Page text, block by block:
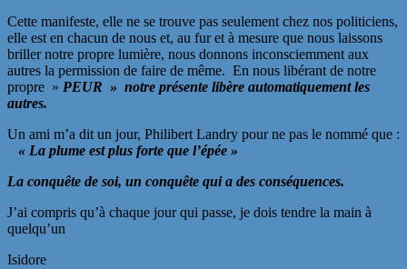
Cette manifeste, elle ne se trouve pas seulement chez nos politiciens,
elle est en chacun de nous et, au fur et à mesure que nous laissons
briller notre propre lumière, nous donnons inconsciemment aux
autres la permission de faire de même. En nous libérant de notre
propre » PEUR » notre présente libère automatiquement les
autres.
Un ami m’a dit un jour, Philibert Landry pour ne pas le nommé que :
« La plume est plus forte que l’épée »
La conquête de soi, un conquête qui a des conséquences.
J’ai compris qu’à chaque jour qui passe, je dois tendre la main à
quelqu’un
Isidore